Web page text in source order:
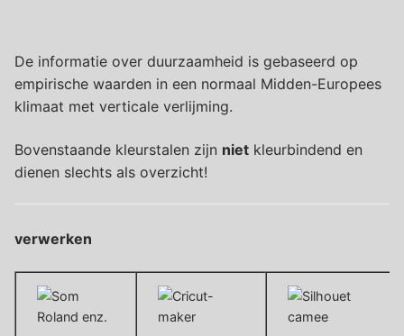
De informatie over duurzaamheid is gebaseerd op
empirische waarden in een normaal Midden-Europees
klimaat met verticale verlijming.
Bovenstaande kleurstalen zijn niet kleurbindend en
dienen slechts als overzicht!
verwerken